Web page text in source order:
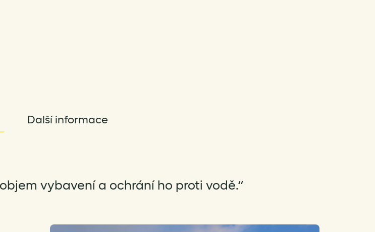
Další informace
vybavení a ochrání ho proti vodě.“